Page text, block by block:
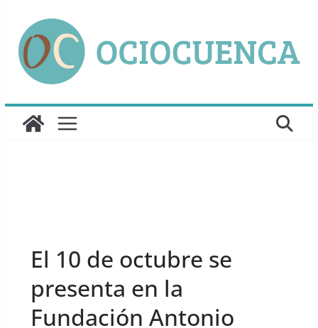
contenido
El 10 de octubre se
presenta en la
Fundación Antonio